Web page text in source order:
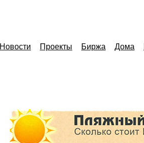
Новости Проекты Биржа Дома